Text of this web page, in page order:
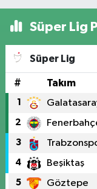
Süper Lig
Süper Lig
# Takım
1
2
3
4 Beşiktaş
5 Göztepe